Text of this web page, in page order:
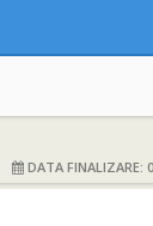
DATA FINALIZARE: